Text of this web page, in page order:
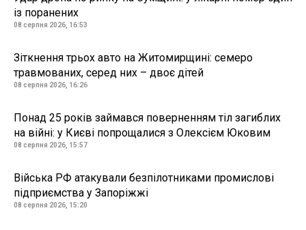
із поранених
08 серпня 2026, 16:53
Зіткнення трьох авто на Житомирщині: семеро
травмованих, серед них – двоє дітей
08 серпня 2026, 16:26
Понад 25 років займався поверненням тіл загиблих
на війні: у Києві попрощалися з Олексієм Юковим
08 серпня 2026, 15:57
Війська РФ атакували безпілотниками промислові
підприємства у Запоріжжі
08 серпня 2026, 15:20